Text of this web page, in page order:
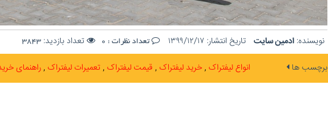
نویسنده: ادمین سایت تاریخ انتشار: ۱۳۹۹/۱۲/۱۷ تعداد نظرات : 0 تعداد بازدید: 3843
برچسب ها انواع لیفتراک خرید لیفتراک قیمت لیفتراک تعمیرات لیفتراک راهنمای